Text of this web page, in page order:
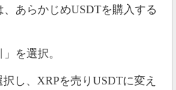
あらかじめUSDTを購入する
を選択。
択し、XRPを売りUSDTに変え